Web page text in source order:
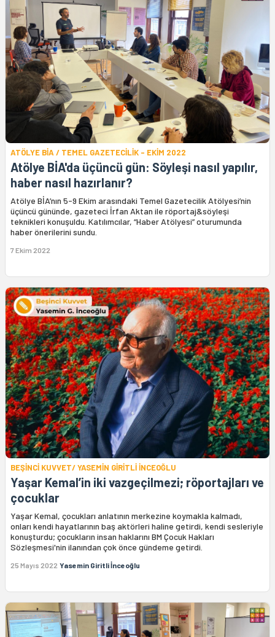
ATÖLYE BİA / TEMEL GAZETECİLİK - EKİM 2022
Atölye BİA'da üçüncü gün: Söyleşi nasıl yapılır,
haber nasıl hazırlanır?
Atölye BİA’nın 5-9 Ekim arasındaki Temel Gazetecilik Atölyesi’nin
üçüncü gününde, gazeteci İrfan Aktan ile röportaj&söyleşi
teknikleri konuşuldu. Katılımcılar, “Haber Atölyesi” oturumunda
haber önerilerini sundu.
7 Ekim 2022
BEŞİNCİ KUVVET/ YASEMİN GİRİTLİ İNCEOĞLU
Yaşar Kemal’in iki vazgeçilmezi; röportajları ve
çocuklar
Yaşar Kemal, çocukları anlatının merkezine koymakla kalmadı,
onları kendi hayatlarının baş aktörleri haline getirdi, kendi sesleriyle
konuşturdu; çocukların insan haklarını BM Çocuk Hakları
Sözleşmesi'nin ilanından çok önce gündeme getirdi.
25 Mayıs 2022 Yasemin Giritli İnceoğlu